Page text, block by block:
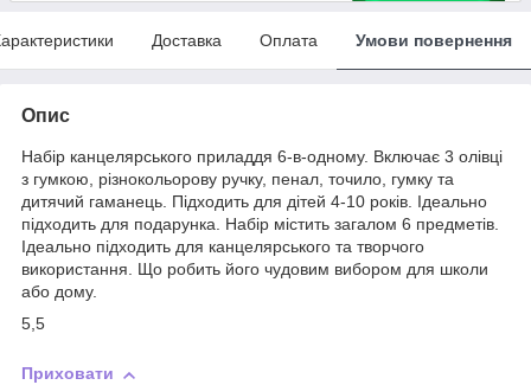
Доставка Оплата Умови повернення
Опис
Набір канцелярського приладдя 6-в-одному. Включає 3 олівці
з гумкою, різнокольорову ручку, пенал, точило, гумку та
дитячий гаманець. Підходить для дітей 4-10 років. Ідеально
підходить для подарунка. Набір містить загалом 6 предметів.
Ідеально підходить для канцелярського та творчого
використання. Що робить його чудовим вибором для школи
або дому.
5,5
Приховати